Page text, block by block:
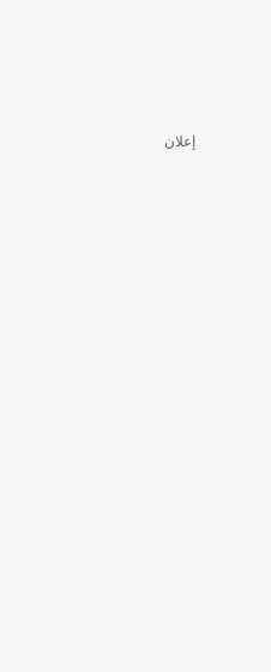
إعلان